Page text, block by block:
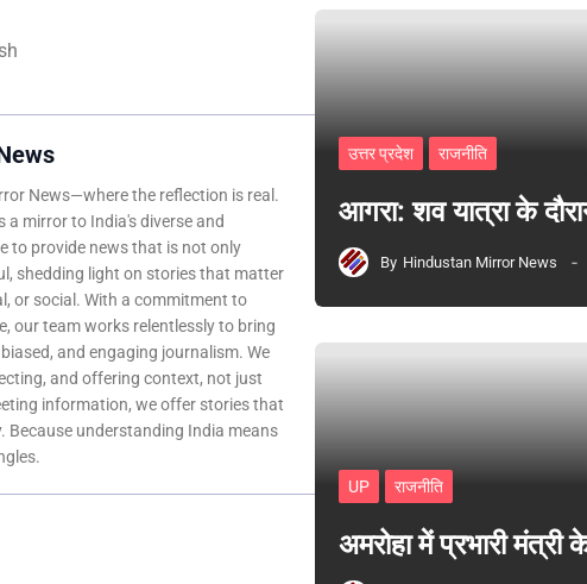
News—where the reflection is real.
a mirror to India's diverse and
to provide news that is not only
shedding light on stories that matter
or social. With a commitment to
our team works relentlessly to bring
and engaging journalism. We
and offering context, not just
information, we offer stories that
Because understanding India means
उत्तर प्रदेश राजनीति
आगरा: शव यात्रा के
By Hindustan Mirror News
UP राजनीति
अमरोहा में प्रभारी